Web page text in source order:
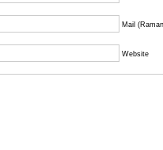
Mail
Website